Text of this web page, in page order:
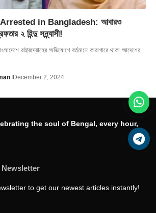
in Bangladesh: আবারও
২ হিন্দু সন্ন্যাসী!
রাষ্ট্রদ্রোহের অভিযোগে বর্তমানে কারাগারে থাকা আদেশের
December 2, 2024
the soul of Bengal, every hour,
to get our newest articles instantly!